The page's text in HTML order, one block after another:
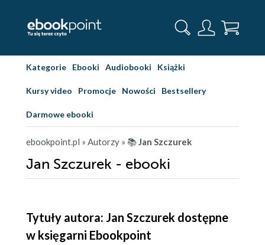
Kategorie Ebooki Audiobooki Książki
Kursy video Promocje Nowości Bestsellery
Darmowe ebooki
ebookpoint.pl » Autorzy » 📚Jan Szczurek
Jan Szczurek - ebooki
Tytuły autora: Jan Szczurek dostępne
w księgarni Ebookpoint